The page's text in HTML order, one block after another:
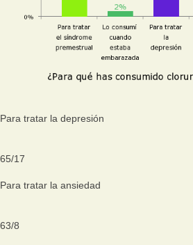
Para tratar la depresión
65/17
Para tratar la ansiedad
63/8